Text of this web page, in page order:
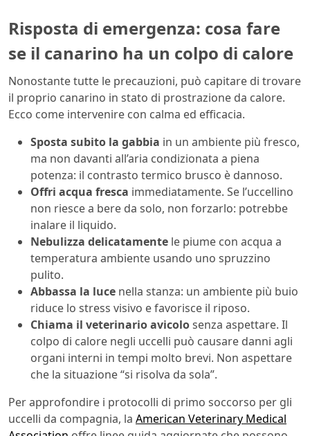
Risposta di emergenza: cosa fare
se il canarino ha un colpo di calore
Nonostante tutte le precauzioni, può capitare di trovare
il proprio canarino in stato di prostrazione da calore.
Ecco come intervenire con calma ed efficacia.
Sposta subito la gabbia in un ambiente più fresco,
ma non davanti all’aria condizionata a piena
potenza: il contrasto termico brusco è dannoso.
Offri acqua fresca immediatamente. Se l’uccellino
non riesce a bere da solo, non forzarlo: potrebbe
inalare il liquido.
Nebulizza delicatamente le piume con acqua a
temperatura ambiente usando uno spruzzino
pulito.
Abbassa la luce nella stanza: un ambiente più buio
riduce lo stress visivo e favorisce il riposo.
Chiama il veterinario avicolosenza aspettare. Il
colpo di calore negli uccelli può causare danni agli
organi interni in tempi molto brevi. Non aspettare
che la situazione “si risolva da sola”.
Per approfondire i protocolli di primo soccorso per gli
uccelli da compagnia, la American Veterinary Medical